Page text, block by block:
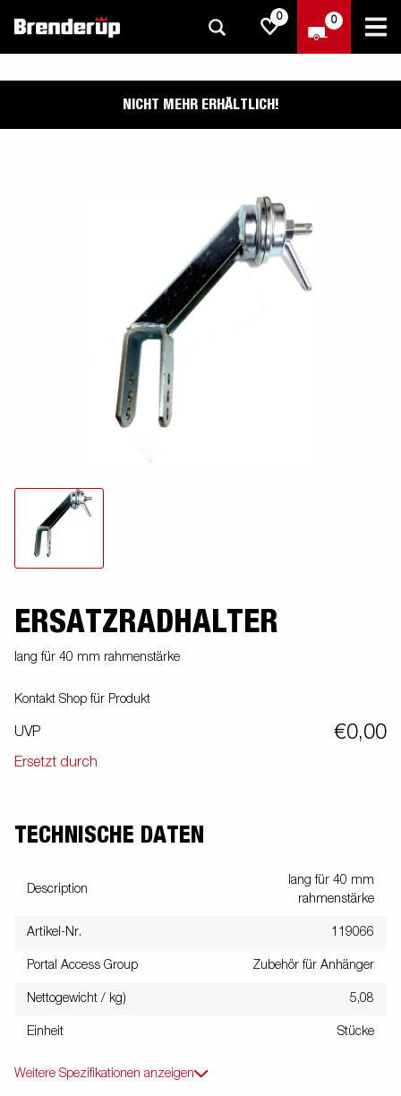
0 0
NICHT MEHR ERHÄLTLICH!
ERSATZRADHALTER
lang für 40 mm rahmenstärke
Kontakt Shop für Produkt
UVP €0,00
Ersetzt durch
TECHNISCHE DATEN
Description
lang für 40 mm
rahmenstärke
Artikel-Nr. 119066
Portal Access Group Zubehör für Anhänger
Nettogewicht / kg) 5,08
Einheit Stücke
Weitere Spezifikationen anzeigen